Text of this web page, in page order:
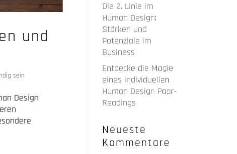
und
sein
Design
Die 2. Linie im
Human Design:
Stärken und
Potenziale im
Business
Entdecke die Magie
eines individuellen
Human Design Paar-
Readings
Neueste
Kommentare